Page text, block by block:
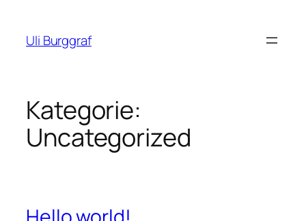
springen
Uli Burggraf
Kategorie:
Uncategorized